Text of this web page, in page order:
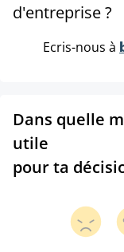
d'entreprise ?
Ecris-nous à
Dans quelle
utile
pour ta